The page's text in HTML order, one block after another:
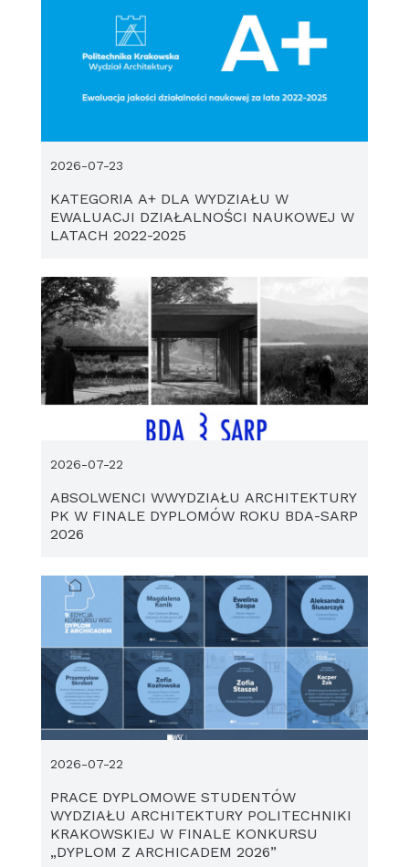
KATEGORIA A+ DLA WYDZIAŁU W
EWALUACJI DZIAŁALNOŚCI NAUKOWEJ W
LATACH 2022-2025
2026-07-23
ABSOLWENCI WWYDZIAŁU ARCHITEKTURY
PK W FINALE DYPLOMÓW ROKU BDA-SARP
2026
2026-07-22
PRACE DYPLOMOWE STUDENTÓW
WYDZIAŁU ARCHITEKTURY POLITECHNIKI
KRAKOWSKIEJ W FINALE KONKURSU
„DYPLOM Z ARCHICADEM 2026”
2026-07-22